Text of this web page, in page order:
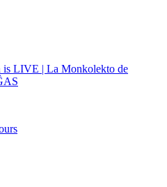
is LIVE | La Monkolekto de